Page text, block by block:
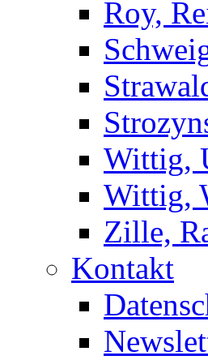
Roy,
Wittig,
Wittig,
Zille,
Kontakt